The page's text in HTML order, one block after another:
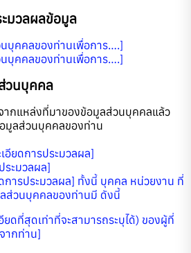
มวลผลข้อมูล
นบุคคลของท่านเพื่อการ….]
นบุคคลของท่านเพื่อการ….]
วนบุคคล
ากแหล่งที่มาของข้อมูลส่วนบุคคลแล้ว
มูลส่วนบุคคลของท่าน
อียดการประมวลผล]
ระมวลผล]
ดการประมวลผล] ทั้งนี้ บุคคล หน่วยงาน ที่
ลส่วนบุคคลของท่านมี ดังนี้
ยดที่สุดเท่าที่จะสามารถระบุได้) ของผู้ที่
ากท่าน]